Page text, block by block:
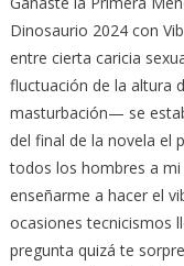
Dinosaurio 2024 con
entre cierta caricia
fluctuación de la
masturbación— se
del final de la novela el
todos los hombres a
enseñarme a hacer el
ocasiones tecnicismos
pregunta quizá te